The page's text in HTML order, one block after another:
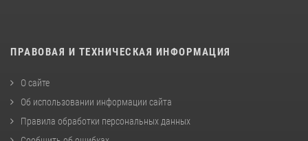
ПРАВОВАЯ И ТЕХНИЧЕСКАЯ ИНФОРМАЦИЯ
О сайте
Об использовании информации сайта
Правила обработки персональных данных